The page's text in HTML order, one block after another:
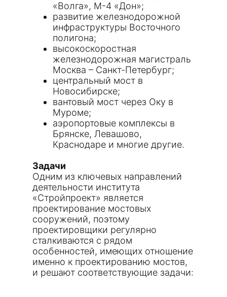
«Волга», М-4 «Дон»;
развитие железнодорожной
инфраструктуры Восточного
полигона;
высокоскоростная
железнодорожная магистраль
Москва – Санкт-Петербург;
центральный мост в
Новосибирске;
вантовый мост через Оку в
Муроме;
аэропортовые комплексы в
Брянске, Левашово,
Краснодаре и многие другие.
Задачи
Одним из ключевых направлений
деятельности института
«Стройпроект» является
проектирование мостовых
сооружений, поэтому
проектировщики регулярно
сталкиваются с рядом
особенностей, имеющих отношение
именно к проектированию мостов,
и решают соответствующие задачи: